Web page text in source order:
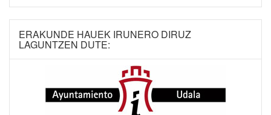
ERAKUNDE HAUEK IRUNERO DIRUZ
LAGUNTZEN DUTE: